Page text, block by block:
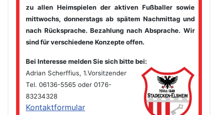
zu allen Heimspielen der aktiven Fußballer sowie
mittwochs, donnerstags ab spätem Nachmittag und
nach Rücksprache. Bezahlung nach Absprache. Wir
sind für verschiedene Konzepte offen.
Bei Interesse melden Sie sich bitte bei:
Adrian Scherffius, 1.Vorsitzender
Tel. 06136-5565 oder 0176-
83234328
Kontaktformular